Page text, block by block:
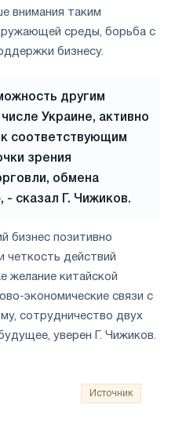
внимания таким
среды, борьба с
бизнесу.
другим
Украине, активно
соответствующим
зрения
обмена
- сказал Г. Чижиков.
бизнес позитивно
четкость действий
желание китайской
экономические связи с
сотрудничество двух
уверен Г. Чижиков.
Источник